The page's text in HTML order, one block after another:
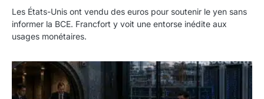
Les États-Unis ont vendu des euros pour soutenir le yen sans
informer la BCE. Francfort y voit une entorse inédite aux
usages monétaires.
Jane Street négocie le transfert de 11 milliards de